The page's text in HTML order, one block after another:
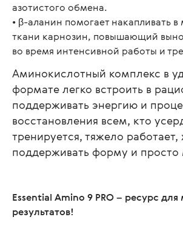
азотистого обмена.
• β-аланин помогает накапливать
ткани карнозин, повышающий
во время интенсивной работы и
Аминокислотный комплекс в
формате легко встроить в
поддерживать энергию и
восстановления всем, кто
тренируется, тяжело работает,
поддерживать форму и просто
Essential Amino 9 PRO– ресурс
результатов!